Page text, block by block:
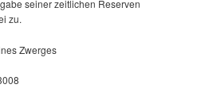
seiner zeitlichen Reserven
zu.
Zwerges